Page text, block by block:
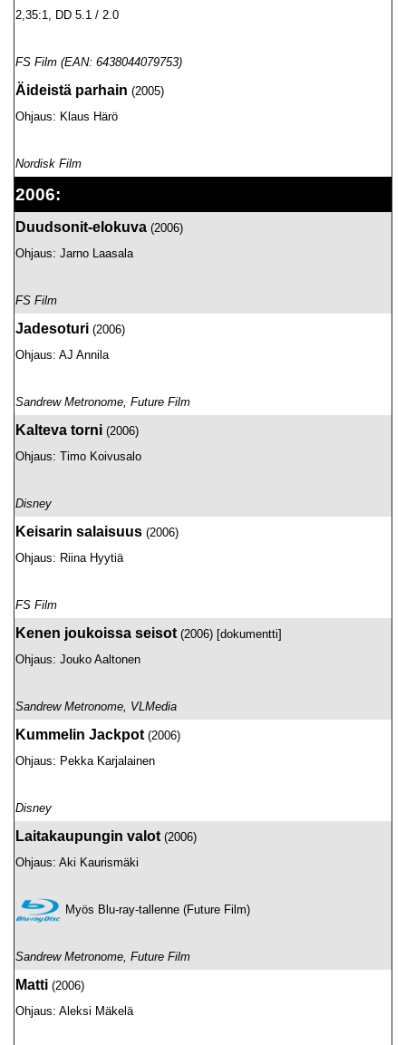
2,35:1, DD 5.1 / 2.0
FS Film (EAN: 6438044079753)
Äideistä parhain (2005)
Ohjaus: Klaus Härö
Nordisk Film
2006:
Duudsonit-elokuva (2006)
Ohjaus: Jarno Laasala
FS Film
Jadesoturi (2006)
Ohjaus: AJ Annila
Sandrew Metronome, Future Film
Kalteva torni (2006)
Ohjaus: Timo Koivusalo
Disney
Keisarin salaisuus (2006)
Ohjaus: Riina Hyytiä
FS Film
Kenen joukoissa seisot(2006) [dokumentti]
Ohjaus: Jouko Aaltonen
Sandrew Metronome, VLMedia
Kummelin Jackpot(2006)
Ohjaus: Pekka Karjalainen
Disney
Laitakaupungin valot(2006)
Ohjaus: Aki Kaurismäki
Myös Blu-ray-tallenne (Future Film)
Sandrew Metronome, Future Film
Matti (2006)
Ohjaus: Aleksi Mäkelä